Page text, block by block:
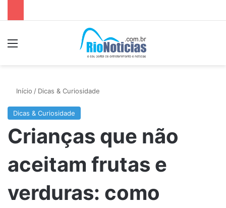
Início / Dicas & Curiosidade
Dicas & Curiosidade
Crianças que não
aceitam frutas e
verduras: como